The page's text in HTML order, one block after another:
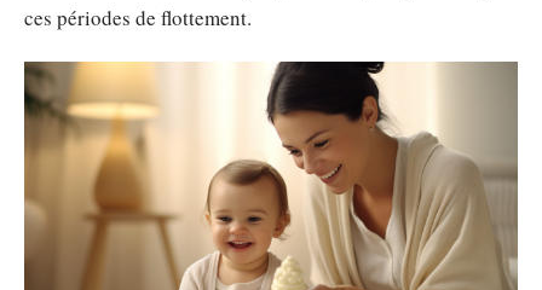
ces périodes de flottement.